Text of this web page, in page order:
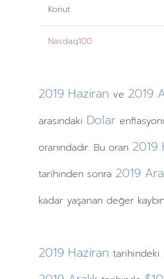
Konut
Nasdaq100
2019 Haziran ve 2019
arasındaki Dolar
oranındadır. Bu oran 2019
tarihindensonra 2019
kadar yaşanan değer
2019 Haziran tarihindeki